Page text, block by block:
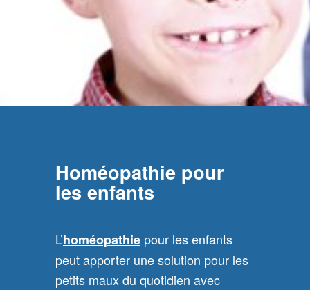
Homéopathie pour
les enfants
L’homéopathie pour les enfants
peut apporter une solution pour les
petits maux du quotidien avec